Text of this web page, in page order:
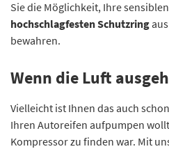
Sie die Möglichkeit, Ihre
hochschlagfesten Schutzring
bewahren.
Wenn die Luft
Vielleicht ist Ihnen das auch
Ihren Autoreifen aufpumpen
Kompressor zu finden war. Mit